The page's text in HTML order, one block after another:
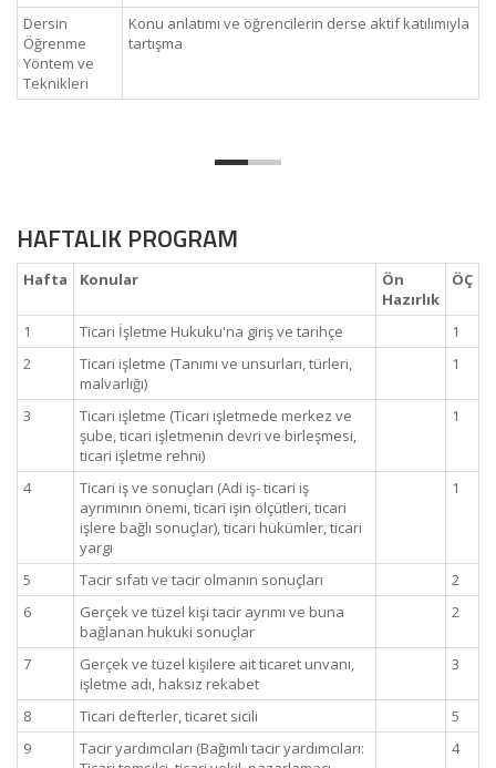
Dersin
Öğrenme
Yöntem ve
Teknikleri
Konu anlatımı ve öğrencilerin derse aktif katılımıyla
tartışma
HAFTALIK PROGRAM
Hafta Konular
Ön
Hazırlık
ÖÇ
1 Ticari İşletme Hukuku'na giriş ve tarihçe
1
2
Ticari işletme (Tanımı ve unsurları, türleri,
malvarlığı)
1
3
Ticari işletme (Ticari işletmede merkez ve
şube, ticari işletmenin devri ve birleşmesi,
ticari işletme rehni)
1
4
Ticari iş ve sonuçları (Adi iş- ticari iş
ayrımının önemi, ticari işin ölçütleri, ticari
işlere bağlı sonuçlar), ticari hükümler, ticari
yargı
1
5 Tacir sıfatı ve tacir olmanın sonuçları
2
6
Gerçek ve tüzel kişi tacir ayrımı ve buna
bağlanan hukuki sonuçlar
2
7
Gerçek ve tüzel kişilere ait ticaret unvanı,
işletme adı, haksız rekabet
3
8 Ticari defterler, ticaret sicili
5
9
Tacir yardımcıları (Bağımlı tacir yardımcıları:
4